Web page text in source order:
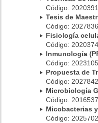
Código:
Tesis de
Código:
Fisiología
Código:
Inmunología
Código:
Propuesta de
Código:
Microbiología
Código:
Micobacterias
Código: